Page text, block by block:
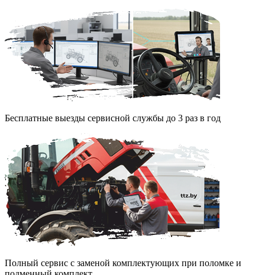
Бесплатные выезды сервисной службы до 3 раз в год
Полный сервис с заменой комплектующих при поломке и